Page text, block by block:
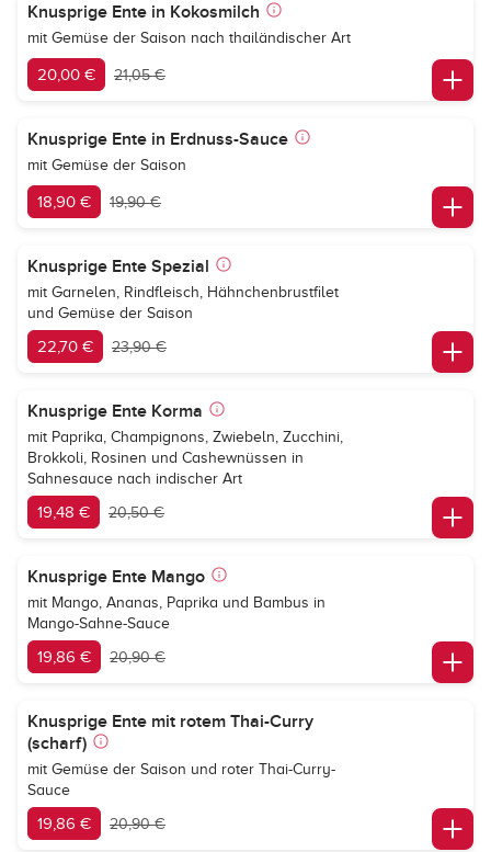
Knusprige Ente in Kokosmilch
mit Gemüse der Saison nach thailändischer Art
20,00 € 21,05 €
Knusprige Ente in Erdnuss-Sauce
mit Gemüse der Saison
18,90 € 19,90 €
Knusprige Ente Spezial
mit Garnelen, Rindfleisch, Hähnchenbrustfilet
und Gemüse der Saison
22,70 € 23,90 €
Knusprige Ente Korma
mit Paprika, Champignons, Zwiebeln, Zucchini,
Brokkoli, Rosinen und Cashewnüssen in
Sahnesauce nach indischer Art
19,48 € 20,50 €
Knusprige Ente Mango
mit Mango, Ananas, Paprika und Bambus in
Mango-Sahne-Sauce
19,86 € 20,90 €
Knusprige Ente mit rotem Thai-Curry
(scharf)
mit Gemüse der Saison und roter Thai-Curry-
Sauce
19,86 € 20,90 €